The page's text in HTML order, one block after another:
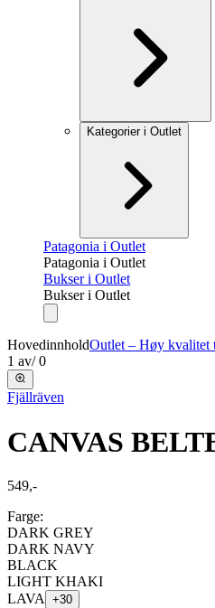
Kategorier i Outlet
Patagonia i Outlet
Patagonia i Outlet
Bukser i Outlet
Bukser i Outlet
HovedinnholdOutlet – Høy kvalitet
1 av/ 0
Fjällräven
CANVAS BELT
549,-
Farge:
DARK GREY
DARK NAVY
BLACK
LIGHT KHAKI
LAVA
+30